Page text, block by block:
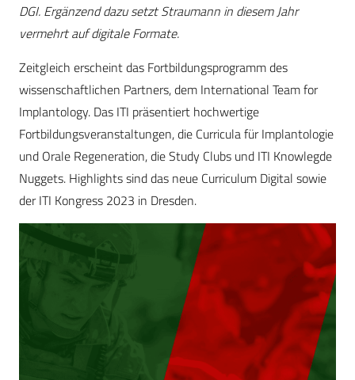
DGI. Ergänzend dazu setzt Straumann in diesem Jahr
vermehrt auf digitale Formate.
Zeitgleich erscheint das Fortbildungsprogramm des
wissenschaftlichen Partners, dem International Team for
Implantology. Das ITI präsentiert hochwertige
Fortbildungsveranstaltungen, die Curricula für Implantologie
und Orale Regeneration, die Study Clubs und ITI Knowlegde
Nuggets. Highlights sind das neue Curriculum Digital sowie
der ITI Kongress 2023 in Dresden.